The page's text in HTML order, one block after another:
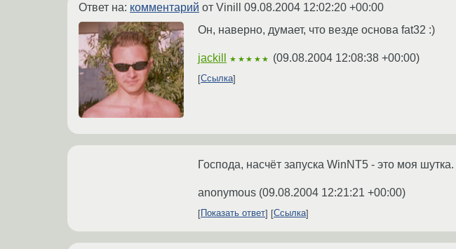
Ответ на: комментарий от Vinill 09.08.2004 12:02:20 +00:00
Он, наверно, думает, что везде основа fat32 :)
jackill ★★★★★ (09.08.2004 12:08:38 +00:00)
Ссылка
Господа, насчёт запуска WinNT5 - это моя
anonymous (09.08.2004 12:21:21 +00:00)
Показать ответ Ссылка